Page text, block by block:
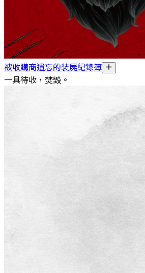
被收購商遺忘的裝屍紀錄簿
一具待收，焚毀。